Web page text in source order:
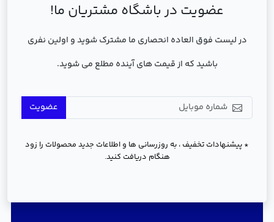
عضویت در باشگاه مشتریان ما!
در لیست فوق العاده انحصاری ما مشترک شوید و اولین نفری
باشید که از قیمت های آینده مطلع می شوید.
عضویت
* پیشنهادات تخفیف ، به روزرسانی ها و اطلاعات جدید محصولات را زود
هنگام دریافت کنید.